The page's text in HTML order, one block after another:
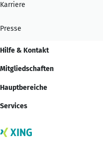
Karriere
Presse
Hilfe & Kontakt
Mitgliedschaften
Hauptbereiche
Services